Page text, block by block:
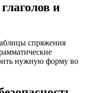
и
спряжения
нужную форму во